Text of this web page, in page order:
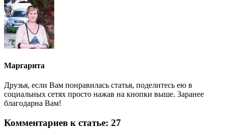
Маргарита
Друзья, если Вам понравилась статья, поделитесь ею в
социальных сетях просто нажав на кнопки выше. Заранее
благодарна Вам!
Комментариев к статье: 27